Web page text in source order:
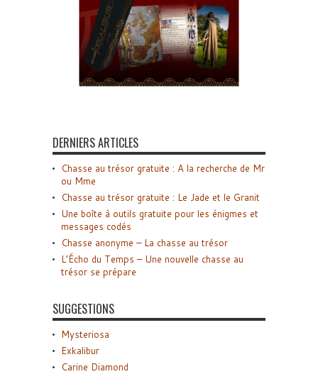
DERNIERS ARTICLES
Chasse au trésor gratuite : A la recherche de Mr
ou Mme
Chasse au trésor gratuite : Le Jade et le Granit
Une boîte à outils gratuite pour les énigmes et
messages codés
Chasse anonyme – La chasse au trésor
L’Écho du Temps – Une nouvelle chasse au
trésor se prépare
SUGGESTIONS
Mysteriosa
Exkalibur
Carine Diamond